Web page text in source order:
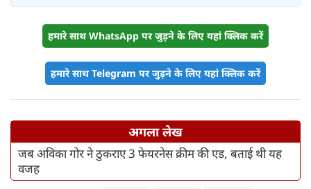
हमारे साथ WhatsApp पर जुड़ने के लिए यहां क्लिक करें
हमारे साथ Telegram पर जुड़ने के लिए यहां क्लिक करें
अगला लेख
जब अविका गोर ने ठुकराए 3 फेयरनेस क्रीम की एड, बताई थी यह
वजह